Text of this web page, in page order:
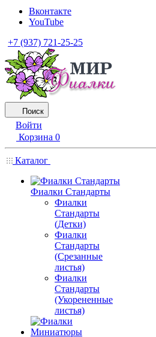
Вконтакте
YouTube
+7 (937) 721-25-25
Поиск
Войти
Корзина 0
Каталог
Фиалки Стандарты
Фиалки
Стандарты
(Детки)
Фиалки
Стандарты
(Срезанные
листья)
Фиалки
Стандарты
(Укорененные
листья)